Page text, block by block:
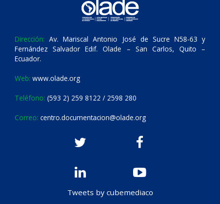
Dirección: Av. Mariscal Antonio José de Sucre N58-63 y
Fernández Salvador Edif. Olade – San Carlos, Quito –
Ecuador.
Web: www.olade.org
Teléfono: (593 2) 259 8122 / 2598 280
Correo: centro.documentacion@olade.org
Tweets by cubemediaco